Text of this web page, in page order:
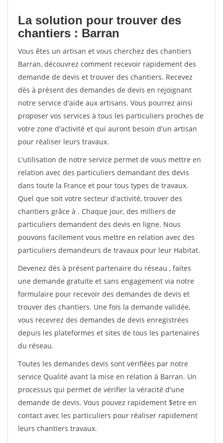
La solution pour trouver des
chantiers : Barran
Vous êtes un artisan et vous cherchez des chantiers
Barran, découvrez comment recevoir rapidement des
demande de devis et trouver des chantiers. Recevez
dès à présent des demandes de devis en rejoignant
notre service d'aide aux artisans. Vous pourrez ainsi
proposer vos services à tous les particuliers proches de
votre zone d'activité et qui auront besoin d'un artisan
pour réaliser leurs travaux.
L'utilisation de notre service permet de vous mettre en
relation avec des particuliers demandant des devis
dans toute la France et pour tous types de travaux.
Quel que soit votre secteur d'activité, trouver des
chantiers grâce à . Chaque jour, des milliers de
particuliers demandent des devis en ligne. Nous
pouvons facilement vous mettre en relation avec des
particuliers demandeurs de travaux pour leur Habitat.
Devenez dès à présent partenaire du réseau , faites
une demande gratuite et sans engagement via notre
formulaire pour recevoir des demandes de devis et
trouver des chantiers. Une fois la demande validée,
vous recevrez des demandes de devis enregistrées
depuis les plateformes et sites de tous les partenaires
du réseau.
Toutes les demandes devis sont vérifiées par notre
service Qualité avant la mise en relation à Barran. Un
processus qui permet de vérifier la véracité d'une
demande de devis. Vous pouvez rapidement $etre en
contact avec les particuliers pour réaliser rapidement
leurs chantiers travaux.